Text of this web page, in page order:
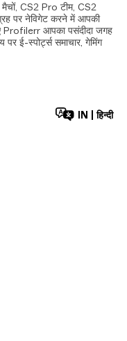
CS2 Pro टीम, CS2
पर नेविगेट करने में आपकी
Profilerr आपका पसंदीदा जगह
ई-स्पोर्ट्स समाचार, गेमिंग
IN |हिन्दी